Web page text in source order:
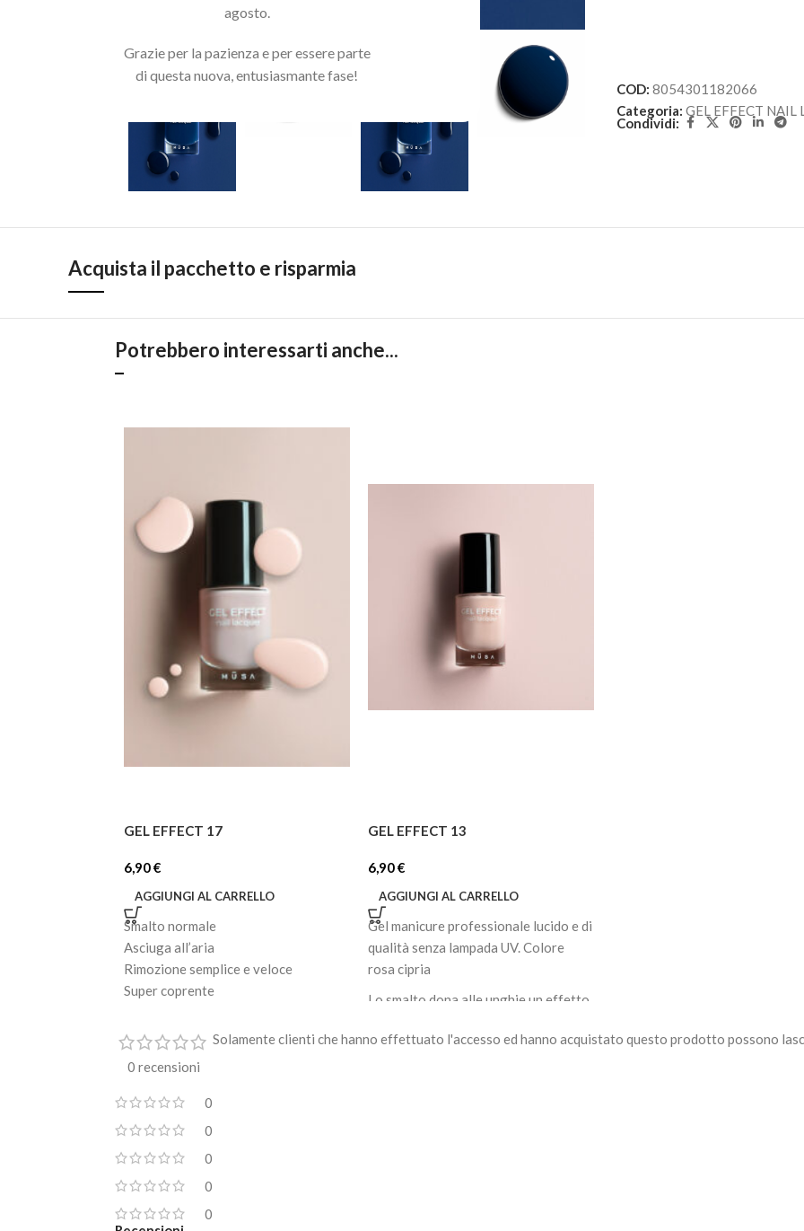
agosto.
Grazie per la pazienza e per essere parte
di questa nuova, entusiasmante fase!
COD: 8054301182066
Categoria: GEL EFFECT NAIL
Condividi:
Acquista il pacchetto e risparmia
Potrebbero interessarti anche...
GEL EFFECT 17
6,90€
AGGIUNGI AL CARRELLO
Smalto normale
Asciuga all’aria
Rimozione semplice e veloce
Super coprente
Effetto brillante e lucido
Formato: 8 ml
GEL EFFECT 13
6,90€
AGGIUNGI AL CARRELLO
Gel manicure professionale lucido e di
qualità senza lampada UV. Colore
rosa cipria
Lo smalto dona alle unghie un effetto
intenso in una sola mano di copertura.
0 recensioni
0
0
0
0
0
Solamente clienti che hanno effettuato l'accesso ed hanno acquistato questo prodotto possono